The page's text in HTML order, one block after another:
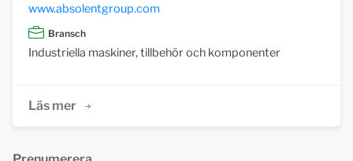
www.absolentgroup.com
Bransch
Industriella maskiner, tillbehör och komponenter
Läs mer